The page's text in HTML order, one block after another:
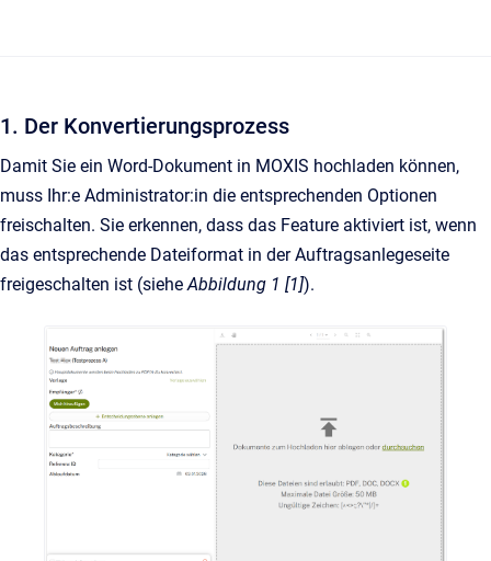
1. Der Konvertierungsprozess
Damit Sie ein Word-Dokument in MOXIS hochladen können,
muss Ihr:e Administrator:in die entsprechenden Optionen
freischalten. Sie erkennen, dass das Feature aktiviert ist, wenn
das entsprechende Dateiformat in der Auftragsanlegeseite
freigeschalten ist (sieheAbbildung 1 [1]).